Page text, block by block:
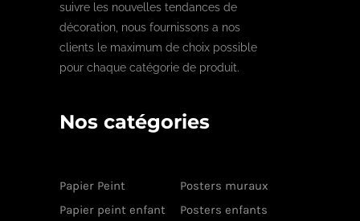
suivre les nouvelles tendances de
décoration, nous fournissons a nos
clients le maximum de choix possible
pour chaque catégorie de produit.
Nos catégories
Papier Peint
Posters muraux
Papier peint enfant
Posters enfants